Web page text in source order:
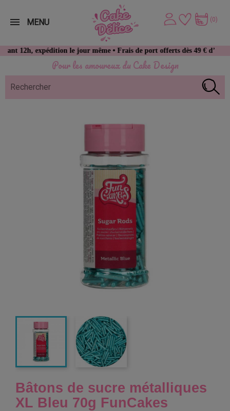
Pour les amoureux du Cake Design
expédition le jour même • Frais de port offerts dès 49 € d’achat
(0)
MENU
Bâtons de sucre métalliques
XL Bleu 70g FunCakes